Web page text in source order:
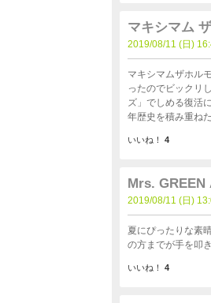
マキシマム
2019/08/11 (日)
マキシマムザホルモン降臨！！ と言われるようなライブだったと思います
ったのでビックリ
ズ」でしめる復活に相応しいセットリスト いつまなら
年歴史を積み重ね
いいね！ 4
Mrs. GREEN
2019/08/11 (日)
夏にぴったりな素
の方までが手を叩
いいね！ 4